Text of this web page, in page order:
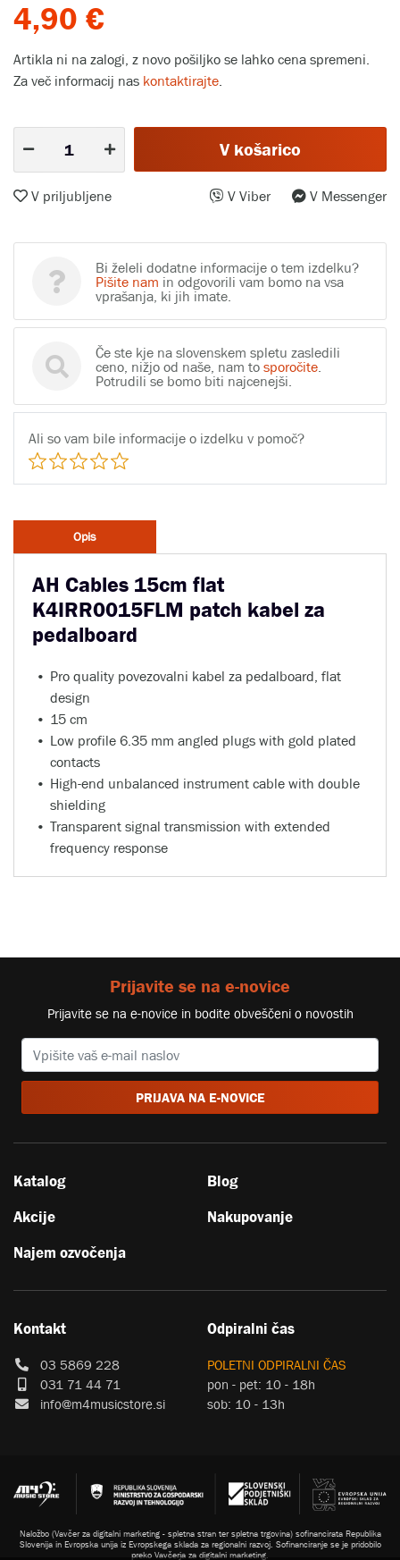
4,90 €
Artikla ni na zalogi, z novo pošiljko se lahko cena spremeni.
Za več informacij nas kontaktirajte
V košarico
V priljubljene V Viber V Messenger
Bi želeli dodatne informacije o tem izdelku?
Pišite nam in odgovorili vam bomo na vsa
vprašanja, ki jih imate.
Če ste kje na slovenskem spletu zasledili
ceno, nižjo od naše, nam to sporočite
Potrudili se bomo biti najcenejši.
Ali so vam bile informacije o izdelku v pomoč?
Opis
AH Cables 15cm flat
K4IRR0015FLM patch kabel za
pedalboard
Pro quality povezovalni kabel za pedalboard, flat
design
15 cm
Low profile 6.35 mm angled plugs with gold plated
contacts
High-end unbalanced instrument cable with double
shielding
Transparent signal transmission with extended
frequency response
Prijavite se na e-novice
Prijavite se na e-novice in bodite obveščeni o novostih
PRIJAVA NA E-NOVICE
Katalog
Akcije
Najem ozvočenja
Blog
Nakupovanje
Kontakt
03 5869 228
031 71 44 71
info@m4musicstore.si
Odpiralni čas
POLETNI ODPIRALNI ČAS
pon - pet: 10 - 18h
sob: 10 - 13h
Naložbo (Vavčer za digitalni marketing - spletna stran ter spletna trgovina) sofinancirata Republika
Slovenija in Evropska unija iz Evropskega sklada za regionalni razvoj. Sofinanciranje se je pridobilo
preko Vavčerja za digitalni marketing.